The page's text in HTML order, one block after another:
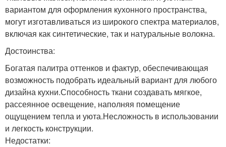
вариантом для оформления кухонного пространства,
могут изготавливаться из широкого спектра материалов,
включая как синтетические, так и натуральные волокна.
Достоинства:
Богатая палитра оттенков и фактур, обеспечивающая
возможность подобрать идеальный вариант для любого
дизайна кухни.Способность ткани создавать мягкое,
рассеянное освещение, наполняя помещение
ощущением тепла и уюта.Несложность в использовании
и легкость конструкции.
Недостатки: